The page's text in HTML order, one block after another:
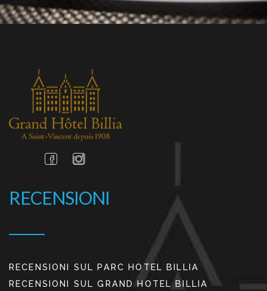
RECENSIONI
RECENSIONI SUL PARC HOTEL BILLIA
RECENSIONI SUL GRAND HOTEL BILLIA